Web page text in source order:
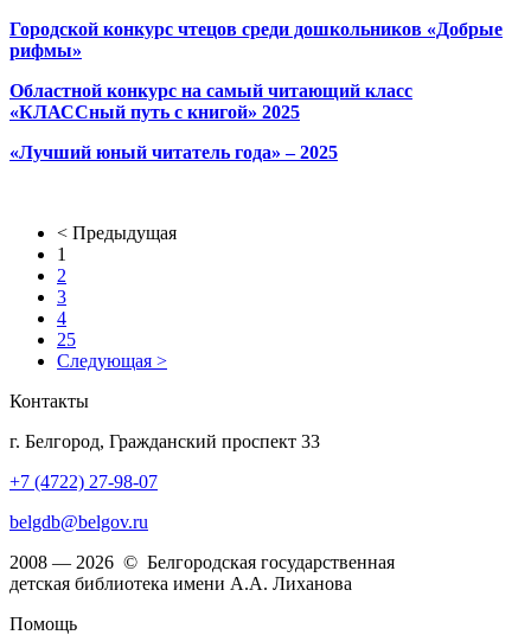
Городской конкурс чтецов среди дошкольников «Добрые
рифмы»
Областной конкурс на самый читающий класс
«КЛАССный путь с книгой» 2025
«Лучший юный читатель года» – 2025
< Предыдущая
1
2
3
4
25
Следующая >
Контакты
г. Белгород, Гражданский проспект 33
+7 (4722) 27-98-07
belgdb@belgov.ru
2008 — 2026 © Белгородская государственная
детская библиотека имени А.А. Лиханова
Помощь